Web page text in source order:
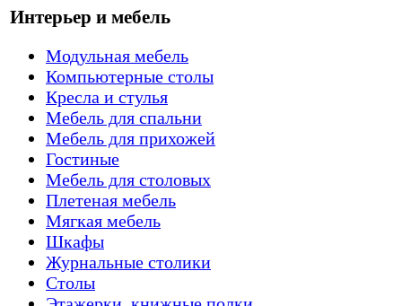
Интерьер и мебель
Модульная мебель
Компьютерные столы
Кресла и стулья
Мебель для спальни
Мебель для прихожей
Гостиные
Мебель для столовых
Плетеная мебель
Мягкая мебель
Шкафы
Журнальные столики
Столы